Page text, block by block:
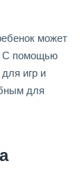
может
С помощью
игр и
для